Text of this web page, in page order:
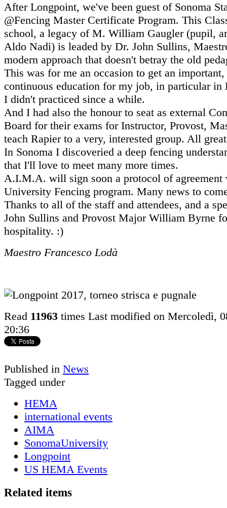
After Longpoint, we've been guest of Sonoma
@Fencing Master Certificate Program. This
school, a legacy of M. William Gaugler (pupil,
Aldo Nadi) is leaded by Dr. John Sullins,
modern approach that doesn't betray the old
This was for me an occasion to get an
continuous education for my job, in particular in
I didn't practiced since a while.
And I had also the honour to seat as external
Board for their exams for Instructor, Provost,
teach Rapier to a very, interested group. All
In Sonoma I discoveried a deep fencing
that I'll love to meet many more times.
A.I.M.A. will sign soon a protocol of agreement
University Fencing program. Many news to
Thanks to all of the staff and attendees, and a
John Sullins and Provost Major William Byrne
hospitality. :)
Maestro Francesco Lodà
Read 11963 times Last modified on Mercoledì,
20:36
Published in News
Tagged under
HEMA
international events
AIMA
SonomaUniversity
Longpoint
US HEMA Events
Related items